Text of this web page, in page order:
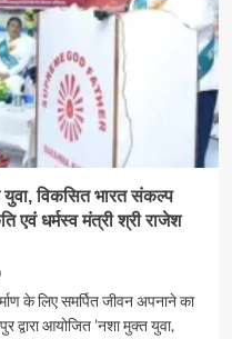
युवा, विकसित भारत संकल्प
एवं धर्मस्व मंत्री श्री राजेश
के लिए समर्पित जीवन अपनाने का
द्वारा आयोजित ’नशा मुक्त युवा,